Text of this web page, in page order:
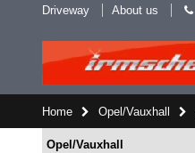
Driveway About us
Home Opel/Vauxhall
Opel/Vauxhall